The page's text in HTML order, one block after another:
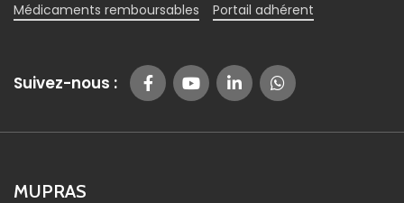
Médicaments remboursables
Portail adhérent
Suivez-nous :
MUPRAS